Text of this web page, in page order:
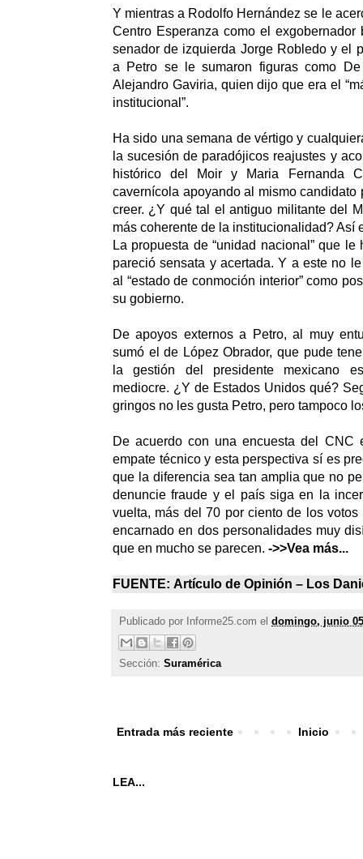
Y mientras a Rodolfo Hernández se le
Centro Esperanza como el exgobernador
senador de izquierda Jorge Robledo y el
a Petro se le sumaron figuras como
Alejandro Gaviria, quien dijo que era el
institucional”.
Ha sido una semana de vértigo y
la sucesión de paradójicos reajustes y
histórico del Moir y Maria Fernanda
cavernícola apoyando al mismo candidato
creer. ¿Y qué tal el antiguo militante del
más coherente de la institucionalidad? Así
La propuesta de “unidad nacional” que
pareció sensata y acertada. Y a este no
al “estado de conmoción interior” como
su gobierno.
De apoyos externos a Petro, al muy
sumó el de López Obrador, que pude
la gestión del presidente mexicano
mediocre. ¿Y de Estados Unidos qué?
gringos no les gusta Petro, pero tampoco
De acuerdo con una encuesta del CNC
empate técnico y esta perspectiva sí es
que la diferencia sea tan amplia que no
denuncie fraude y el país siga en la
vuelta, más del 70 por ciento de los
encarnado en dos personalidades muy
que en mucho se parecen. ->>Vea más...
FUENTE: Artículo de Opinión – Los
Publicado por Informe25.com el domingo, junio
Sección: Suramérica
Entrada más reciente Inicio
LEA...